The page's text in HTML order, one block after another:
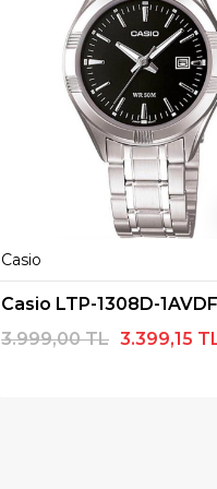
Casio
3.399,15
3.999,00 TL